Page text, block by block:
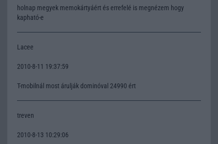
holnap megyek memokártyáért és errefelé is megnézem hogy
kapható-e
Lacee
2010-8-11 19:37:59
T-mobilnál most árulják dominóval 24990 ért
treven
2010-8-13 10:29:06